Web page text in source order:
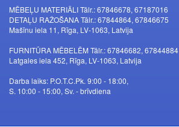
MĒBEĻU MATERIĀLI Tālr.: 67846678, 67187016
DETAĻU RAŽOŠANA Tālr.: 67844864, 67846675
Mašīnu iela 11, Rīga, LV-1063, Latvija
FURNITŪRA MĒBELĒM Tālr.: 67846682, 67844884
Latgales iela 452, Rīga, LV-1063, Latvija
Darba laiks: P.O.T.C.Pk. 9:00 - 18:00,
S. 10:00 - 15:00, Sv. - brīvdiena